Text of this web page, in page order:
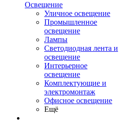
Освещение
Уличное освещение
Промышленное
освещение
Лампы
Светодиодная лента и
освещение
Интерьерное
освещение
Комплектующие и
электромонтаж
Офисное освещение
Ещё